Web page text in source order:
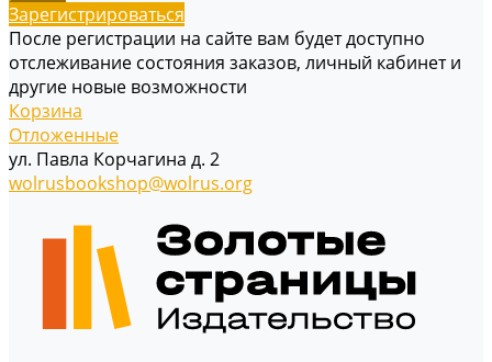
Зарегистрироваться
После регистрации на сайте вам будет доступно
отслеживание состояния заказов, личный кабинет и
другие новые возможности
Корзина
Отложенные
ул. Павла Корчагина д. 2
wolrusbookshop@wolrus.org